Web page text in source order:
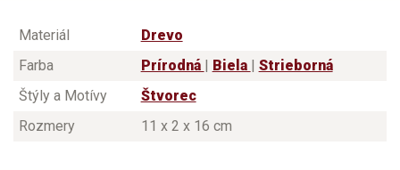
Materiál
Drevo
Farba
Prírodná Biela
Strieborná
Štýly a Motívy
Štvorec
Rozmery
11 x 2 x 16 cm